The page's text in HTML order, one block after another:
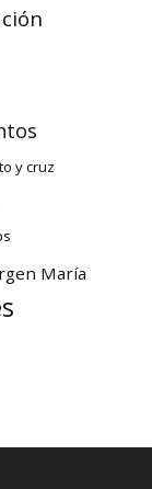
y cruz
María